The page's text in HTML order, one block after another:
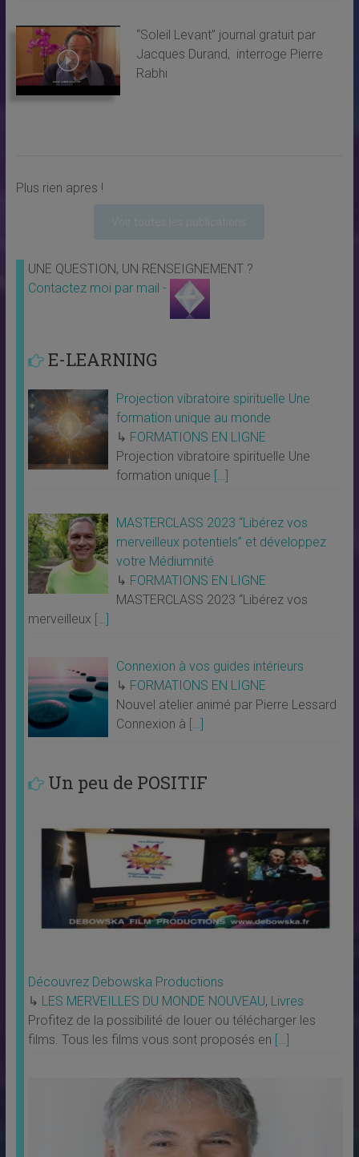
“Soleil Levant” journal gratuit par
Jacques Durand, interroge Pierre
Rabhi
Plus rien apres !
UNE QUESTION, UN RENSEIGNEMENT ?
Contactez moi par mail -
E-LEARNING
Projection vibratoire spirituelle Une
formation unique au monde
↳ FORMATIONS EN LIGNE
Projection vibratoire spirituelle Une
formation unique […]
MASTERCLASS 2023 “Libérez vos
merveilleux potentiels” et développez
votre Médiumnité
↳ FORMATIONS EN LIGNE
MASTERCLASS 2023 “Libérez vos
merveilleux […]
Connexion à vos guides intérieurs
↳ FORMATIONS EN LIGNE
Nouvel atelier animé par Pierre Lessard
Connexion à […]
Un peu de POSITIF
Découvrez Debowska Productions
↳ LES MERVEILLES DU MONDE NOUVEAU, Livres
Profitez de la possibilité de louer ou télécharger les
films. Tous les films vous sont proposés en […]